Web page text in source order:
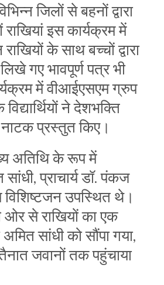
जिलों से बहनों द्वारा
राखियां इस कार्यक्रम में
के साथ बच्चों द्वारा
गए भावपूर्ण पत्र भी
में वीआईएसएम ग्रुप
ने देशभक्ति
प्रस्तुत किए।
अतिथि के रूप में
प्राचार्य डॉ. पंकज
उपस्थित थे।
ओर से राखियों का एक
सांधी को सौंपा गया,
जवानों तक पहुंचाया